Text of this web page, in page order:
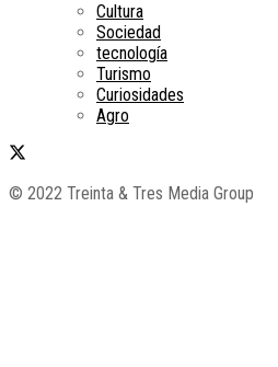
Cultura
Sociedad
tecnología
Turismo
Curiosidades
Agro
© 2022 Treinta & Tres Media Group